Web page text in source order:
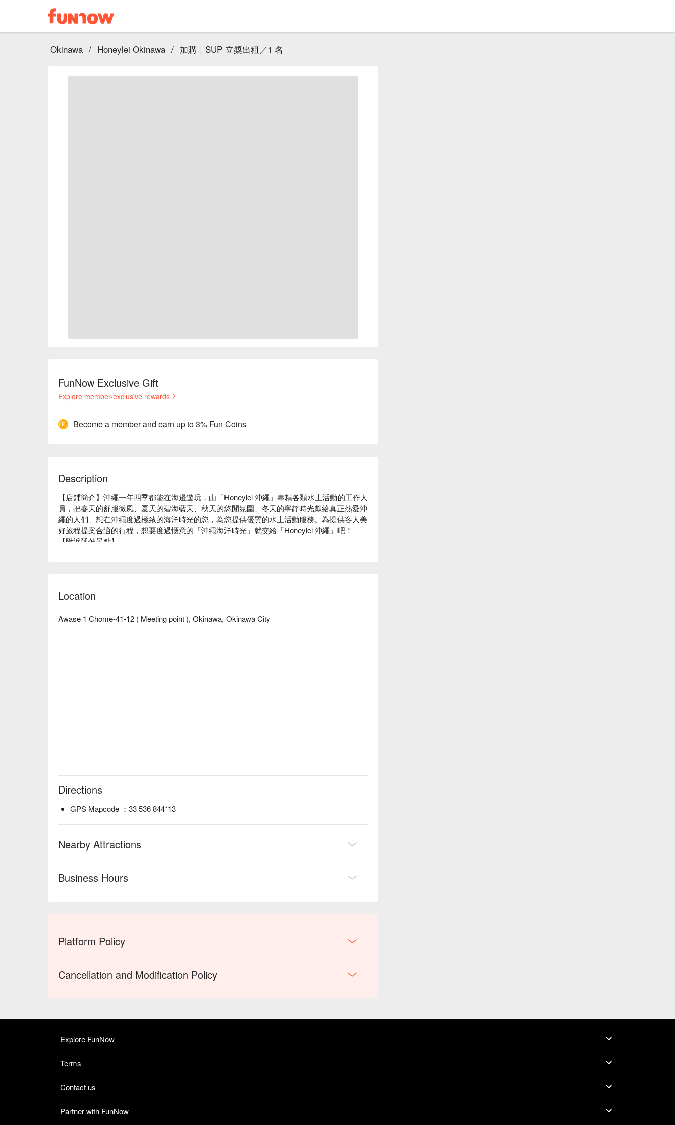
Okinawa / Honeylei Okinawa / 加購｜SUP 立槳出租／1 名
FunNow Exclusive Gift
Explore member-exclusive rewards
Become a member and earn up to 3% Fun Coins
Description
【店鋪簡介】沖繩一年四季都能在海邊遊玩，由「Honeylei 沖繩」專精各類水上活動的工作人
員，把春天的舒服微風、夏天的碧海藍天、秋天的悠閒氛圍、冬天的寧靜時光獻給真正熱愛沖
繩的人們、想在沖繩度過極致的海洋時光的您，為您提供優質的水上活動服務。為提供客人美
好旅程提案合適的行程，想要度過愜意的「沖繩海洋時光」就交給「Honeylei 沖繩」吧！
【附近延伸景點】
Location
Awase 1 Chome-41-12 ( Meeting point ), Okinawa, Okinawa City
Directions
GPS Mapcode ：33 536 844*13
Nearby Attractions
Business Hours
Platform Policy
Cancellation and Modification Policy
Explore FunNow
Terms
Contact us
Partner with FunNow